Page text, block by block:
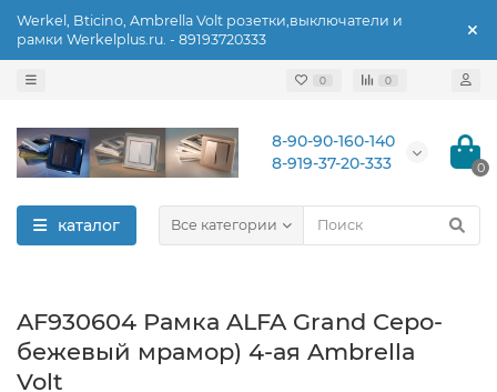
Werkel, Bticino, Ambrella Volt розетки,выключатели и
рамки Werkelplus.ru. - 89193720333
0 0
8-90-90-160-140
8-919-37-20-333
0
каталог Все категории
AF930604 Рамка ALFA Grand Серо-
бежевый мрамор) 4-ая Ambrella
Volt